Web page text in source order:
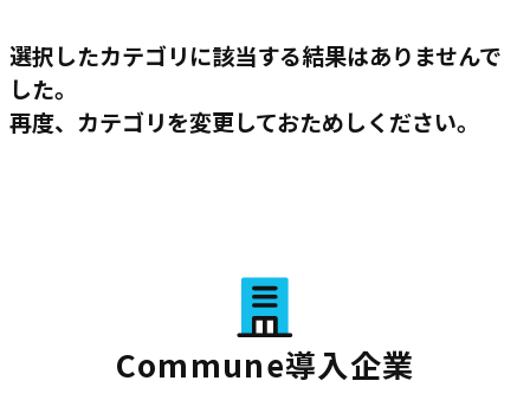
選択したカテゴリに該当する結果はありませんで
した。
再度、カテゴリを変更しておためしください。
Commune導入企業